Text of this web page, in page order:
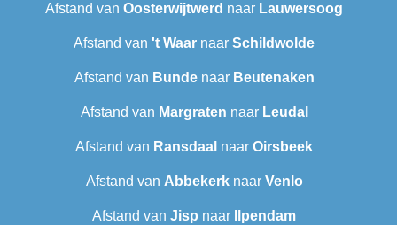
Afstand van Oosterwijtwerd naar Lauwersoog
Afstand van 't Waar naar Schildwolde
Afstand van Bundenaar Beutenaken
Afstand van Margraten naar Leudal‎
Afstand van Ransdaal naar Oirsbeek
Afstand van Abbekerknaar Venlo
Afstand van Jisp naar Ilpendam